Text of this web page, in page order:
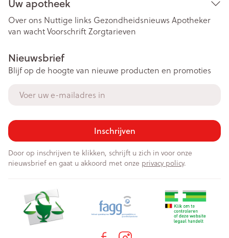
Uw apotheek
Over ons Nuttige links Gezondheidsnieuws Apotheker
van wachtVoorschriftZorgtarieven
Nieuwsbrief
Blijf op de hoogte van nieuwe producten en promoties
Inschrijven
Door op inschrijven te klikken, schrijft u zich in voor onze
nieuwsbrief en gaat u akkoord met onze privacy policy.